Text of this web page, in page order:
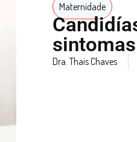
Maternidade
Dra. Thais Chaves